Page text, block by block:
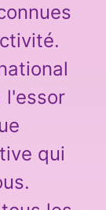
l'essor
qui